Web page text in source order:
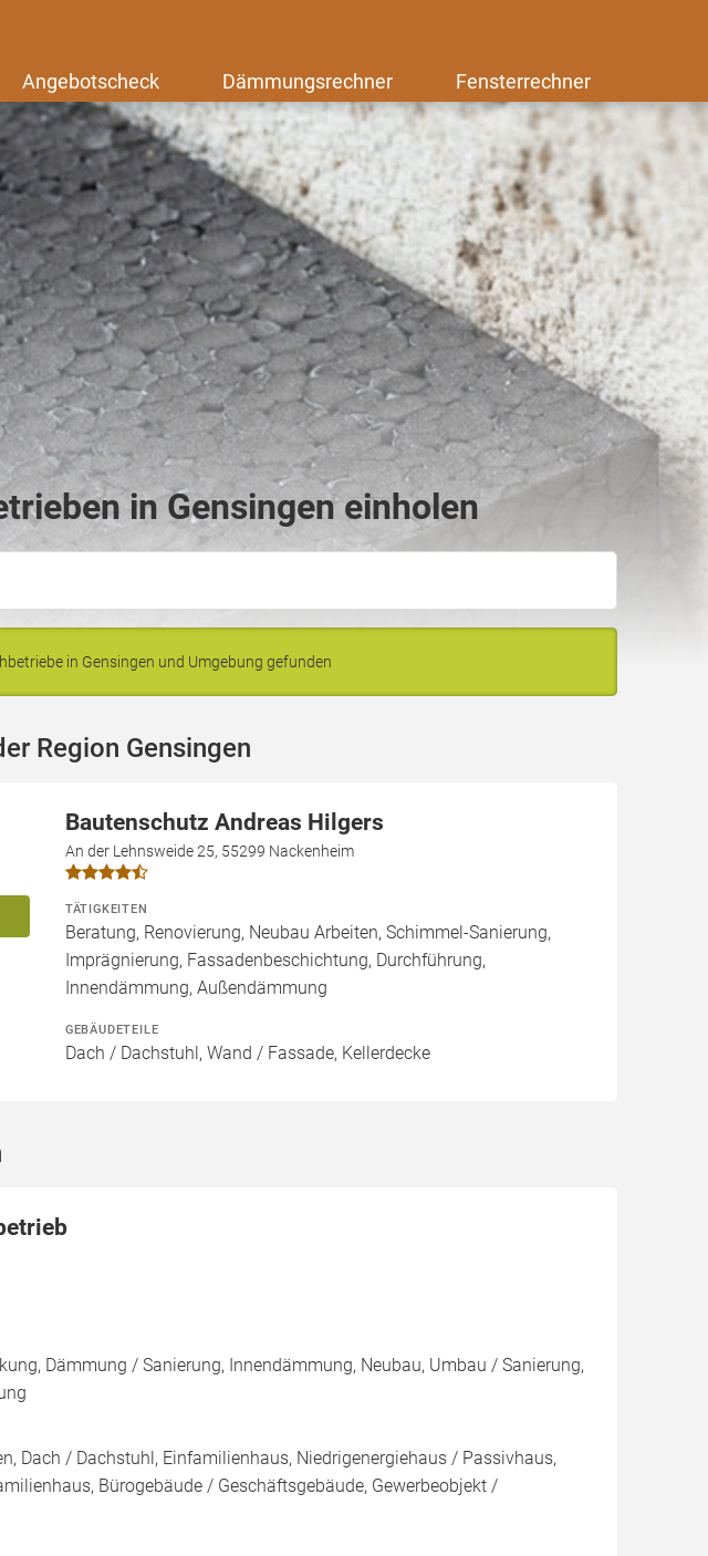
Angebotscheck Dämmungsrechner Fensterrechner
in Gensingen einholen
in Gensingen und Umgebung gefunden
Region Gensingen
Bautenschutz Andreas Hilgers
An der Lehnsweide 25, 55299 Nackenheim
TÄTIGKEITEN
Beratung, Renovierung, Neubau Arbeiten, Schimmel-Sanierung,
Imprägnierung, Fassadenbeschichtung, Durchführung,
Innendämmung, Außendämmung
GEBÄUDETEILE
Dach / Dachstuhl, Wand / Fassade, Kellerdecke
Dämmung / Sanierung, Innendämmung, Neubau, Umbau / Sanierung,
Dach / Dachstuhl, Einfamilienhaus, Niedrigenergiehaus / Passivhaus,
Bürogebäude / Geschäftsgebäude, Gewerbeobjekt /